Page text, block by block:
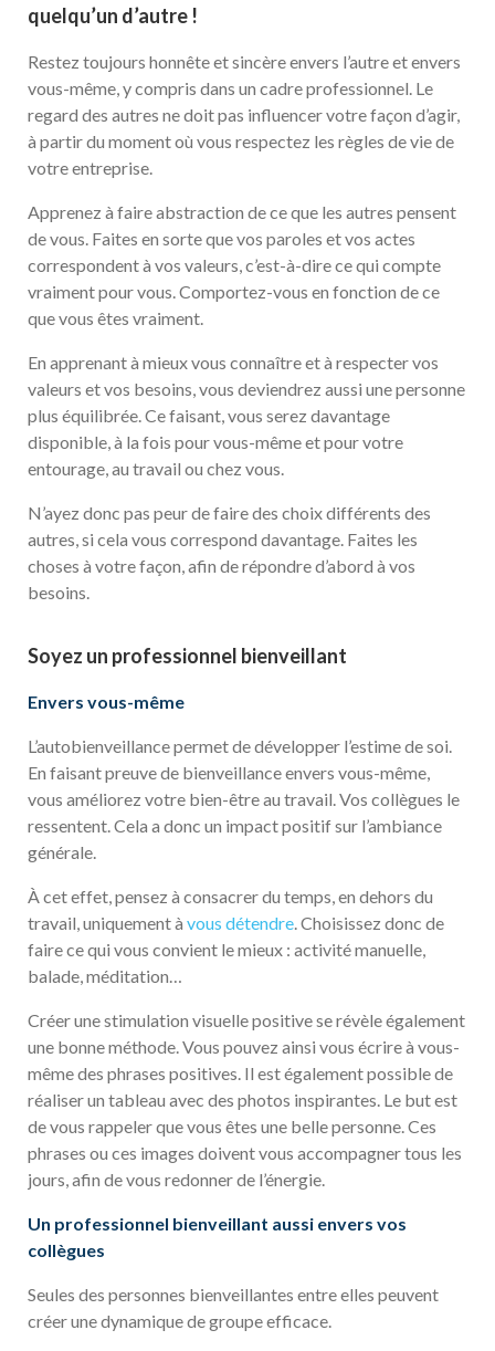
quelqu’un d’autre !
Restez toujours honnête et sincère envers l’autre et envers
vous-même, y compris dans un cadre professionnel. Le
regard des autres ne doit pas influencer votre façon d’agir,
à partir du moment où vous respectez les règles de vie de
votre entreprise.
Apprenez à faire abstraction de ce que les autres pensent
de vous. Faites en sorte que vos paroles et vos actes
correspondent à vos valeurs, c’est-à-dire ce qui compte
vraiment pour vous. Comportez-vous en fonction de ce
que vous êtes vraiment.
En apprenant à mieux vous connaître et à respecter vos
valeurs et vos besoins, vous deviendrez aussi une personne
plus équilibrée. Ce faisant, vous serez davantage
disponible, à la fois pour vous-même et pour votre
entourage, au travail ou chez vous.
N’ayez donc pas peur de faire des choix différents des
autres, si cela vous correspond davantage. Faites les
choses à votre façon, afin de répondre d’abord à vos
besoins.
Soyez un professionnel bienveillant
Envers vous-même
L’autobienveillance permet de développer l’estime de soi.
En faisant preuve de bienveillance envers vous-même,
vous améliorez votre bien-être au travail. Vos collègues le
ressentent. Cela a donc un impact positif sur l’ambiance
générale.
À cet effet, pensez à consacrer du temps, en dehors du
travail, uniquement à vous détendre. Choisissez donc de
faire ce qui vous convient le mieux : activité manuelle,
balade, méditation…
Créer une stimulation visuelle positive se révèle également
une bonne méthode. Vous pouvez ainsi vous écrire à vous-
même des phrases positives. Il est également possible de
réaliser un tableau avec des photos inspirantes. Le but est
de vous rappeler que vous êtes une belle personne. Ces
phrases ou ces images doivent vous accompagner tous les
jours, afin de vous redonner de l’énergie.
Un professionnel bienveillant aussi envers vos
collègues
Seules des personnes bienveillantes entre elles peuvent
créer une dynamique de groupe efficace.